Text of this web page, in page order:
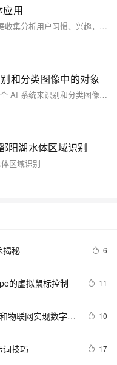
应用
AI在元宇宙学习中扮演关键角色，通过数据收集分析用户习惯、兴趣，提供个性化推荐。情感识别调整教学策略，智能评估反馈学习效果，实时互动解答问题，自适应学习系统匹配个体需求。同时，注重隐私安全保护，打造高效、精准、个性化的学习环境。
和分类图像中的对象
【5月更文挑战第3天】【AI 场景】设计一个 AI 系统来识别和分类图像中的对象
阳湖水体区域识别
区域识别
揭秘 6
的虚拟鼠标控制 11
物联网实现数字化
10
词技巧 17